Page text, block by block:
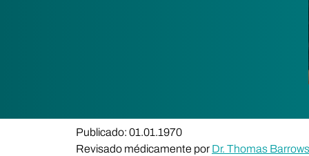
Publicado: 01.01.1970
Revisado médicamente por Dr. Thomas